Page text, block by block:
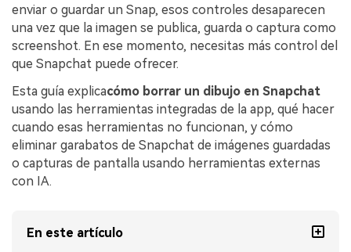
enviar o guardar un Snap, esos controles desaparecen
una vez que la imagen se publica, guarda o captura como
screenshot. En ese momento, necesitas más control del
que Snapchat puede ofrecer.
Esta guía explicacómo borrar un dibujo en Snapchat
usando las herramientas integradas de la app, qué hacer
cuando esas herramientas no funcionan, y cómo
eliminar garabatos de Snapchat de imágenes guardadas
o capturas de pantalla usando herramientas externas
con IA.
En este artículo